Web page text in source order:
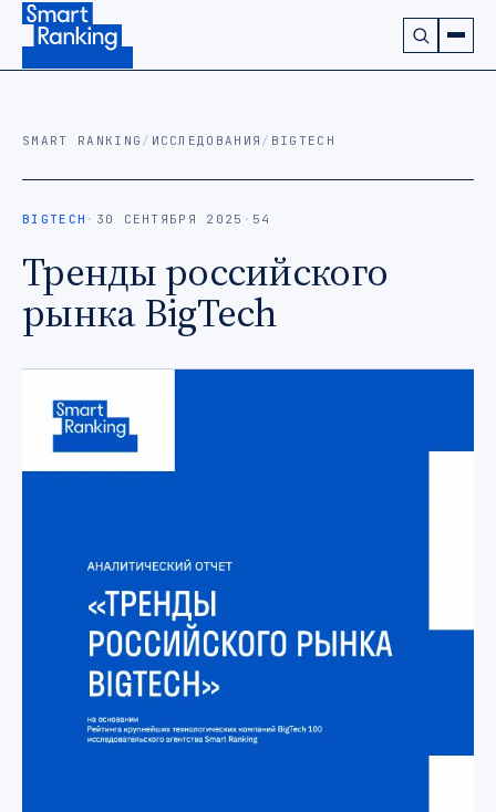
Подписаться на наш канал в Telegram (откроется в
SMART RANKING / ИССЛЕДОВАНИЯ / BIGTECH
BIGTECH · 30 СЕНТЯБРЯ 2025 · 54
Тренды российского
рынка BigTech